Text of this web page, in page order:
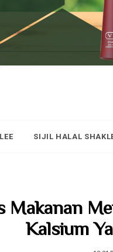
SIJIL HALAL
Makanan
Kalsium